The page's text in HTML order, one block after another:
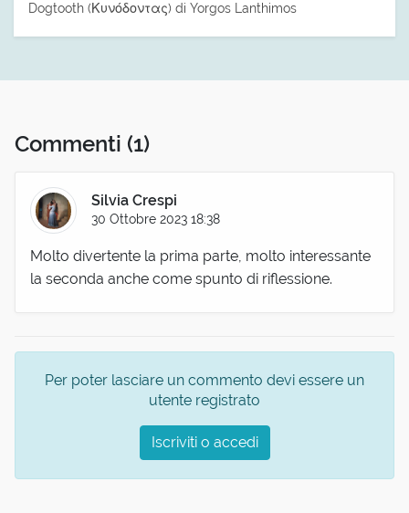
Dogtooth (Κυνόδοντας) di Yorgos Lanthimos
Commenti (1)
Silvia Crespi
30 Ottobre 2023 18:38
Molto divertente la prima parte, molto interessante
la seconda anche come spunto di riflessione.
Per poter lasciare un commento devi essere un
utente registrato
Iscriviti o accedi